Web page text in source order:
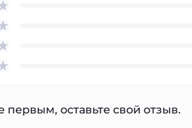
первым, оставьте свой отзыв.